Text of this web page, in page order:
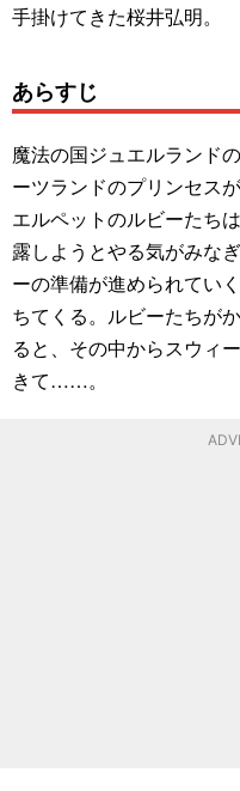
手掛けてきた桜井弘明。
あらすじ
魔法の国ジュエルランド
ーツランドのプリンセス
エルペットのルビーたち
露しようとやる気がみな
ーの準備が進められてい
ちてくる。ルビーたちが
ると、その中からスウィ
きて……。